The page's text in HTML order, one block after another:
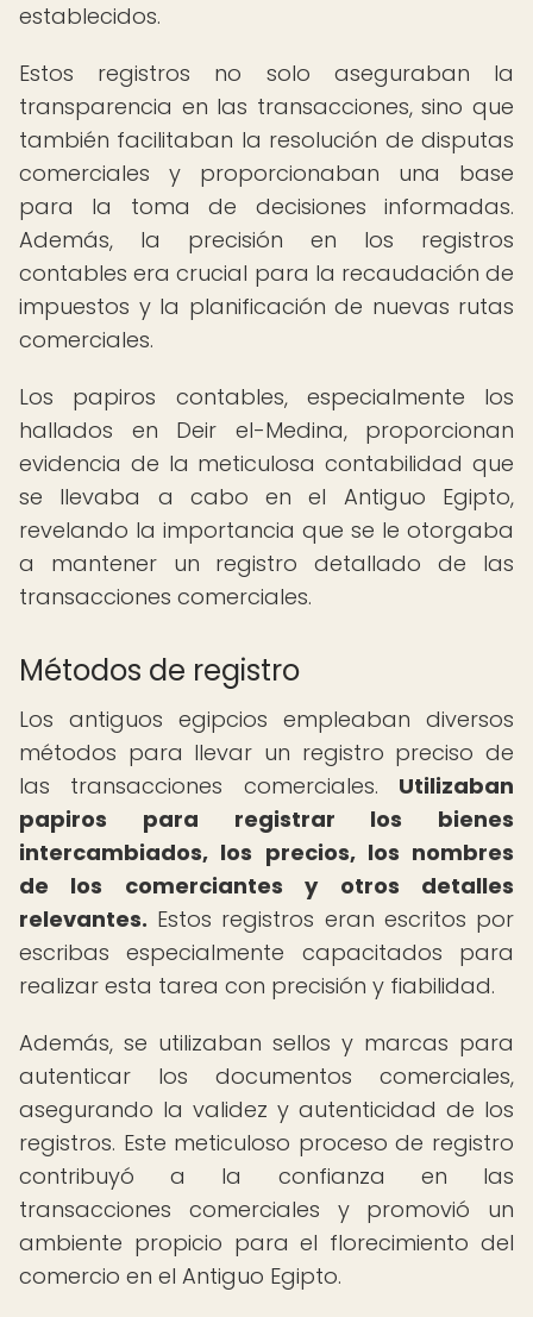
establecidos.
Estos registros no solo aseguraban la
transparencia en las transacciones, sino que
también facilitaban la resolución de disputas
comerciales y proporcionaban una base
para la toma de decisiones informadas.
Además, la precisión en los registros
contables era crucial para la recaudación de
impuestos y la planificación de nuevas rutas
comerciales.
Los papiros contables, especialmente los
hallados en Deir el-Medina, proporcionan
evidencia de la meticulosa contabilidad que
se llevaba a cabo en el Antiguo Egipto,
revelando la importancia que se le otorgaba
a mantener un registro detallado de las
transacciones comerciales.
Métodos de registro
Los antiguos egipcios empleaban diversos
métodos para llevar un registro preciso de
las transacciones comerciales. Utilizaban
papiros para registrar los bienes
intercambiados, los precios, los nombres
de los comerciantes y otros detalles
relevantes. Estos registros eran escritos por
escribas especialmente capacitados para
realizar esta tarea con precisión y fiabilidad.
Además, se utilizaban sellos y marcas para
autenticar los documentos comerciales,
asegurando la validez y autenticidad de los
registros. Este meticuloso proceso de registro
contribuyó a la confianza en las
transacciones comerciales y promovió un
ambiente propicio para el florecimiento del
comercio en el Antiguo Egipto.